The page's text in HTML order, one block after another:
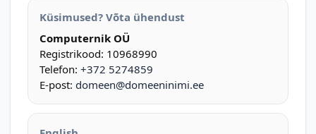
Küsimused? Võta ühendust
Computernik OÜ
Registrikood: 10968990
Telefon: +372 5274859
E-post: domeen@domeeninimi.ee